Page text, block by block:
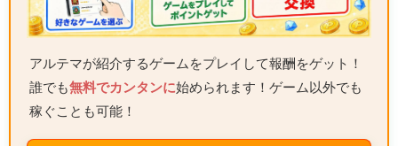
アルテマが紹介するゲームをプレイして報酬をゲット！
誰でも無料でカンタンに始められます！ゲーム以外でも
稼ぐことも可能！